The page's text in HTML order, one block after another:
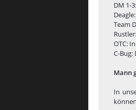
DM 1-
Team
OTC:
C-Bug:
Mann
In